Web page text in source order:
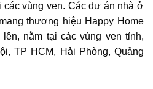
các vùng ven. Các dự án nhà ở
thương hiệu Happy Home
nằm tại các vùng ven tỉnh,
TP HCM, Hải Phòng, Quảng